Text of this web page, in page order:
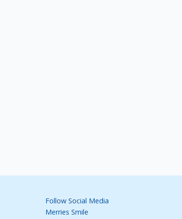
Follow Social Media
Merries Smile